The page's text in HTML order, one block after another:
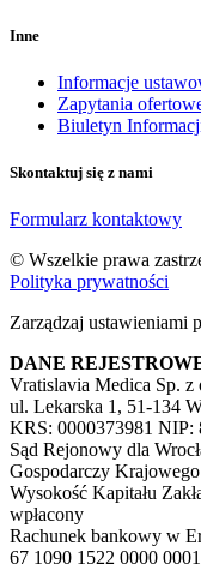
Inne
Informacje
Zapytania
Biuletyn
Skontaktuj się z nami
Formularz kontaktowy
© Wszelkie prawa
Polityka prywatności
Zarządzaj ustawieniami
DANE
Vratislavia Medica Sp. z
ul. Lekarska 1, 51-134
KRS: 0000373981 NIP:
Sąd Rejonowy dla
Gospodarczy
Wysokość Kapitału
wpłacony
Rachunek bankowy w
67 1090 1522 0000